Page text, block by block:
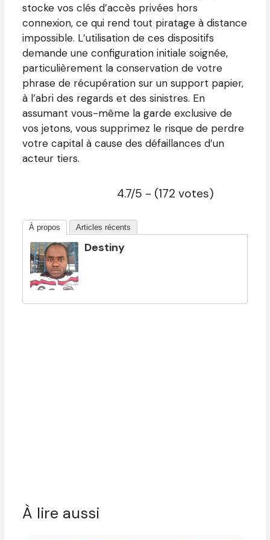
stocke vos clés d’accès privées hors
connexion, ce qui rend tout piratage à distance
impossible. L’utilisation de ces dispositifs
demande une configuration initiale soignée,
particulièrement la conservation de votre
phrase de récupération sur un support papier,
à l’abri des regards et des sinistres. En
assumant vous-même la garde exclusive de
vos jetons, vous supprimez le risque de perdre
votre capital à cause des défaillances d’un
acteur tiers.
4.7/5 - (172 votes)
À propos Articles récents
Destiny
À lire aussi